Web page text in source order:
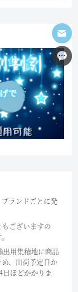
ランドごとに発
ございますの
用集積地に商品
、出荷予定日か
ほどかかりま